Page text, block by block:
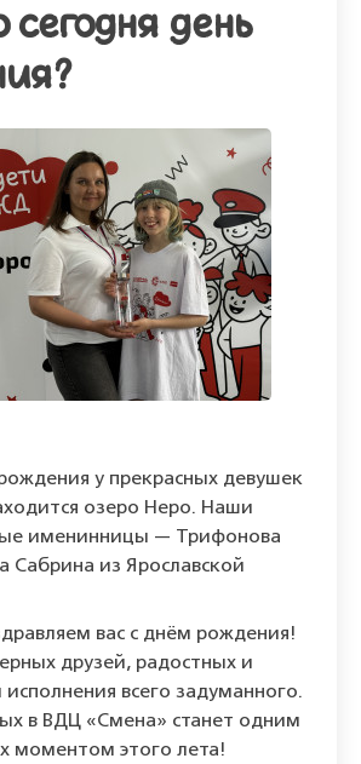
сегодня день
у прекрасных девушек
озеро Неро. Наши
именинницы — Трифонова
Сабрина из Ярославской
вас с днём рождения!
друзей, радостных и
всего задуманного.
в ВДЦ «Смена» станет одним
моментом этого лета!